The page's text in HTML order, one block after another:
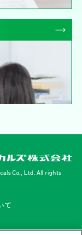
Co., Ltd. All rights
て